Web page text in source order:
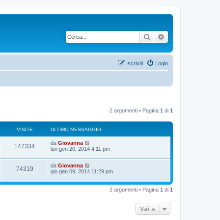
Cerca
Login
Iscriviti
2 argomenti • Pagina 1 di 1
VISITE ULTIMO MESSAGGIO
147334V
i
i
U
l
i
m
o
e
da Giovanna
lun gen 20, 2014 4:11 pm
74319V
i
U
l
i
da Giovanna
gio gen 09, 2014 11:29 pm
2 argomenti • Pagina 1 di 1
Vai a